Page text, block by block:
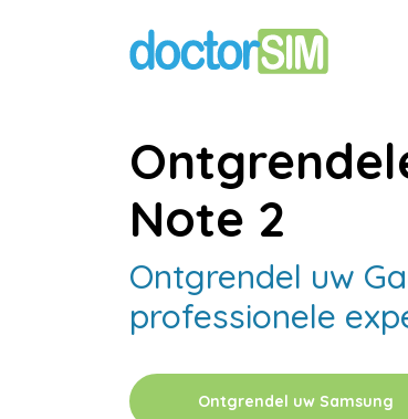
Note 2
Ontgrendel uw
professionele
Ontgrendel uw Samsung